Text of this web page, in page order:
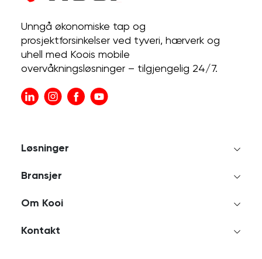
Unngå økonomiske tap og
prosjektforsinkelser ved tyveri, hærverk og
uhell med Koois mobile
overvåkningsløsninger – tilgjengelig 24/7.
Løsninger
Bransjer
Om Kooi
Kontakt